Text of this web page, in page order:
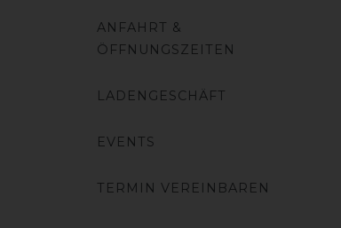
ANFAHRT &
ÖFFNUNGSZEITEN
LADENGESCHÄFT
EVENTS
TERMIN VEREINBAREN